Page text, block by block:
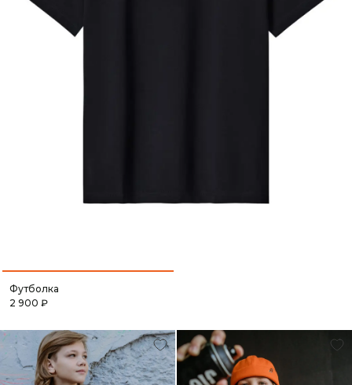
Футболка
2 900 ₽
отмена
оформить заказ
оформить предзаказ